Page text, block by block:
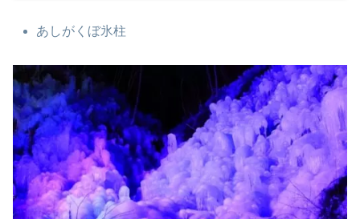
あしがくぼ氷柱